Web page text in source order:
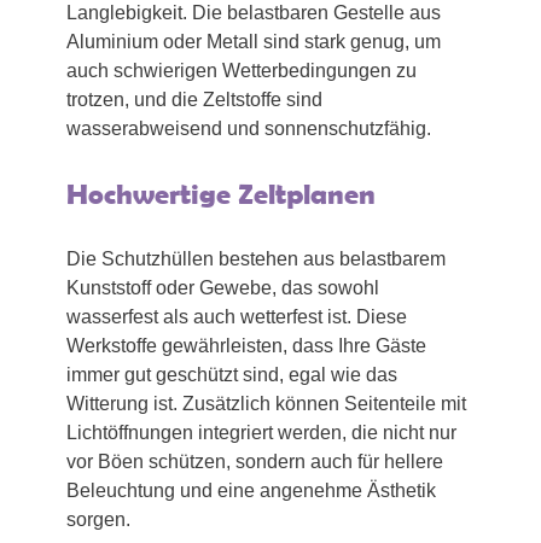
Langlebigkeit. Die belastbaren Gestelle aus
Aluminium oder Metall sind stark genug, um
auch schwierigen Wetterbedingungen zu
trotzen, und die Zeltstoffe sind
wasserabweisend und sonnenschutzfähig.
Hochwertige Zeltplanen
Die Schutzhüllen bestehen aus belastbarem
Kunststoff oder Gewebe, das sowohl
wasserfest als auch wetterfest ist. Diese
Werkstoffe gewährleisten, dass Ihre Gäste
immer gut geschützt sind, egal wie das
Witterung ist. Zusätzlich können Seitenteile mit
Lichtöffnungen integriert werden, die nicht nur
vor Böen schützen, sondern auch für hellere
Beleuchtung und eine angenehme Ästhetik
sorgen.